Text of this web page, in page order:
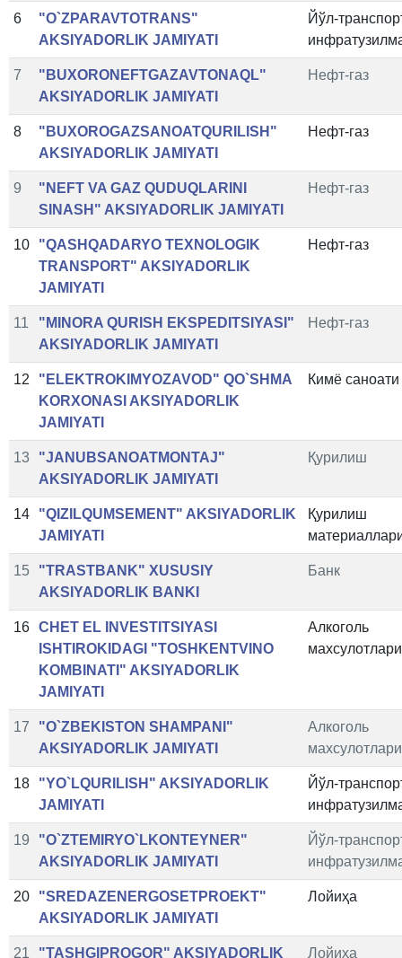
6
"O`ZPARAVTOTRANS"
AKSIYADORLIK JAMIYATI
Йўл-
7
"BUXORONEFTGAZAVTONAQL"
AKSIYADORLIK JAMIYATI
Нефт-газ
8
"BUXOROGAZSANOATQURILISH"
AKSIYADORLIK JAMIYATI
Нефт-газ
9
"NEFT VA GAZ QUDUQLARINI
SINASH" AKSIYADORLIK JAMIYATI
Нефт-газ
10
"QASHQADARYO TEXNOLOGIK
TRANSPORT" AKSIYADORLIK
JAMIYATI
Нефт-газ
11
"MINORA QURISH EKSPEDITSIYASI"
AKSIYADORLIK JAMIYATI
Нефт-газ
12
"ELEKTROKIMYOZAVOD" QO`SHMA
KORXONASI AKSIYADORLIK
JAMIYATI
Кимё саноати
13
"JANUBSANOATMONTAJ"
AKSIYADORLIK JAMIYATI
Қурилиш
14
"QIZILQUMSEMENT" AKSIYADORLIK
JAMIYATI
Қурилиш
15
"TRASTBANK" XUSUSIY
AKSIYADORLIK BANKI
Банк
16 CHET EL INVESTITSIYASI
ISHTIROKIDAGI "TOSHKENTVINO
KOMBINATI" AKSIYADORLIK
JAMIYATI
Алкоголь
махсулотлари
17
"O`ZBEKISTON SHAMPANI"
AKSIYADORLIK JAMIYATI
Алкоголь
махсулотлари
18
"YO`LQURILISH" AKSIYADORLIK
JAMIYATI
Йўл-
19
"O`ZTEMIRYO`LKONTEYNER"
AKSIYADORLIK JAMIYATI
Йўл-
20
"SREDAZENERGOSETPROEKT"
AKSIYADORLIK JAMIYATI
Лойиҳа
21 "TASHGIPROGOR" AKSIYADORLIK Лойиҳа